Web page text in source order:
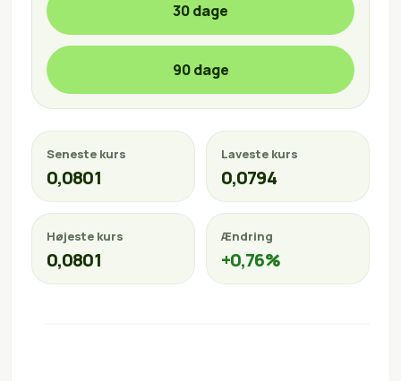
30 dage
90 dage
Seneste kurs
0,0801
Laveste kurs
0,0794
Højeste kurs
0,0801
Ændring
+0,76%